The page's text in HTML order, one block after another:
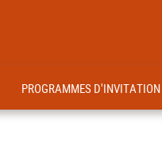
PROGRAMMES D'INVITATION